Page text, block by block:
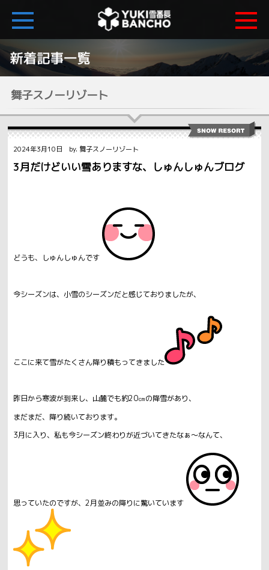
舞子スノーリゾート
2024年3月10日 by. 舞子スノーリゾート
3月だけどいい雪ありますな、しゅんしゅんブログ
どうも、しゅんしゅんです
今シーズンは、小雪のシーズンだと感じておりましたが、
ここに来て雪がたくさん降り積もってきました
昨日から寒波が到来し、山麓でも約20㎝の降雪があり、
まだまだ、降り続いております。
3月に入り、私も今シーズン終わりが近づいてきたなぁ～なんて、
思っていたのですが、2月並みの降りに驚いています